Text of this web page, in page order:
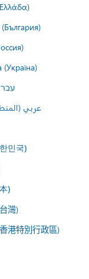
(Україна)
عربي
민국)
)
灣)
港特別行政區)